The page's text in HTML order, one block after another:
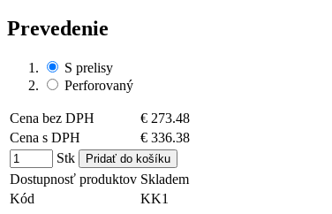
Prevedenie
S prelisy
Perforovaný
Cena bez DPH
€ 273.48
Cena s DPH
€ 336.38
Stk
Dostupnosť produktov Skladem
Kód
KK1